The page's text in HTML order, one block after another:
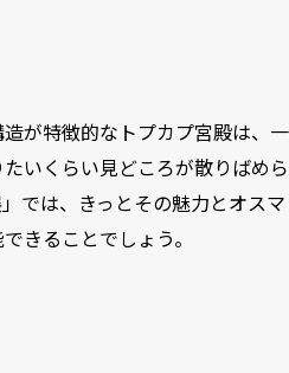
が特徴的なトプカプ宮殿は、一
いくらい見どころが散りばめら
では、きっとその魅力とオスマ
きることでしょう。